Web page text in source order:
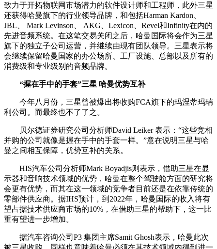
致力于开拓物联网市场潜力的软件设计师和工程师，此外三星
还获得哈曼旗下的行业领导品牌，和包括Harman Kardon、
JBL、 Mark Levinson、 AKG、Lexicon、Revel和Infinity在内的
先进音频系统。在这笔交易关闭之后，哈曼国际将会作为三星
旗下的独立子公司运营，并继续由现有团队领导。三星表示将
会继续保留哈曼国家的办公场所、工厂设施、总部以及所有的
消费级和专业级别的音频品牌。
“握在手中的手套”三星 哈曼优势互补
今年八月份，三星曾被爆出将收购FCA旗下的玛涅蒂玛瑞
利公司。而最终也不了了之。
贝尔德证券研究公司分析师David Leiker 表示：“这些竞相
并购的公司就像是握在手中的手套一样。”意在说明三星与哈
曼之间相互保障，优势互补的关系。
HIS汽车公司分析师Mark Boyadjis则表示，借助三星在显
示器和音响技术领域的优势，哈曼在整个驾驶舱方面的研究将
会更有优势，而其在这一领域的竞争者目前还是在依靠传统的
零部件供应商。据IHS预计，到2022年，哈曼国际的收入将有
望占据技术供应商市场的10%，在借助三星的帮助下，这一比
重有望进一步增加。
据汽车咨询公司P3 集团主席Samit Ghosh表示，哈曼此次
被三星收购，同样也意味着哈曼必须在其技术领域内得到进一